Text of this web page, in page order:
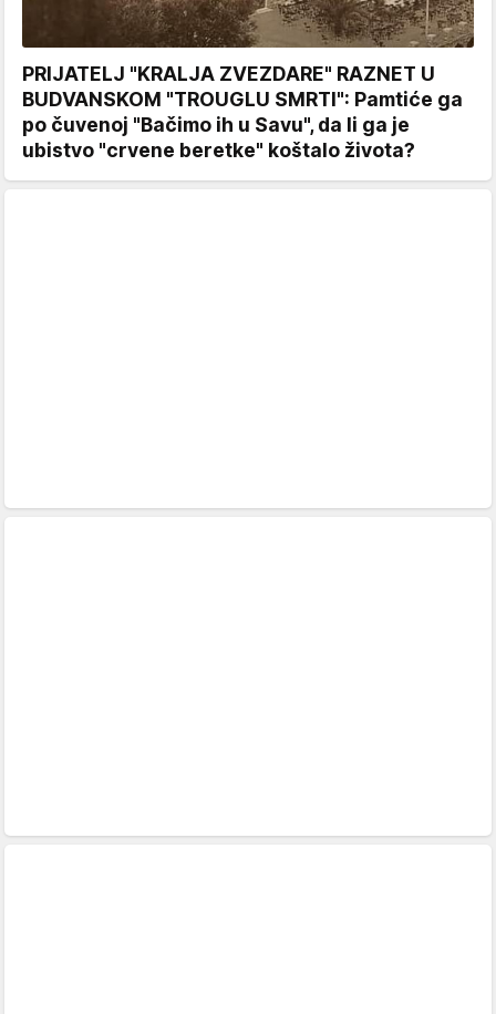
PRIJATELJ "KRALJA ZVEZDARE" RAZNET U
BUDVANSKOM "TROUGLU SMRTI": Pamtiće ga
po čuvenoj "Bačimo ih u Savu", da li ga je
ubistvo "crvene beretke" koštalo života?